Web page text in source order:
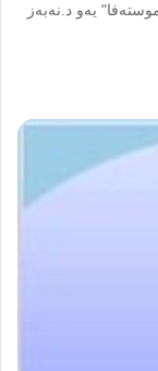
یه‌و د.نه‌به‌ز